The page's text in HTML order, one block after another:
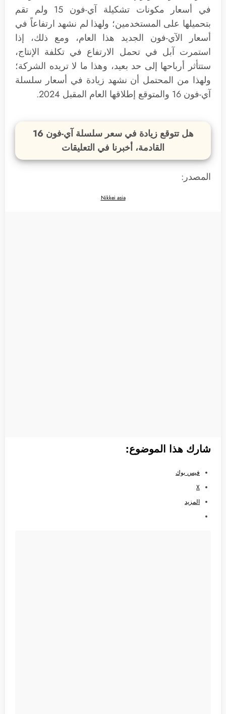
في أسعار مكونات تشكيلة آي-فون 15 ولم تقم
بتحميلها على المستخدمين؛ ولهذا لم نشهد ارتفاعاً في
أسعار الآي-فون الجديد هذا العام، ومع ذلك، إذا
استمرت آبل في تحمل الارتفاع في تكلفة الإنتاج،
ستتأثر أرباحها إلى حد بعيد، وهذا ما لا تريده الشركة؛
ولهذا من المحتمل أن نشهد زيادة في أسعار سلسلة
آي-فون 16 والمتوقع إطلاقها العام المقبل 2024.
هل تتوقع زيادة في سعر سلسلة آي-فون 16
القادمة، أخبرنا في التعليقات
المصدر:
Nikkei asia
شارك هذا الموضوع:
فيس بوك
X
المزيد